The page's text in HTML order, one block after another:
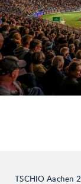
TSCHIO Aachen